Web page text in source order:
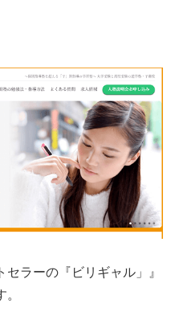
ラーの『ビリギャル」』